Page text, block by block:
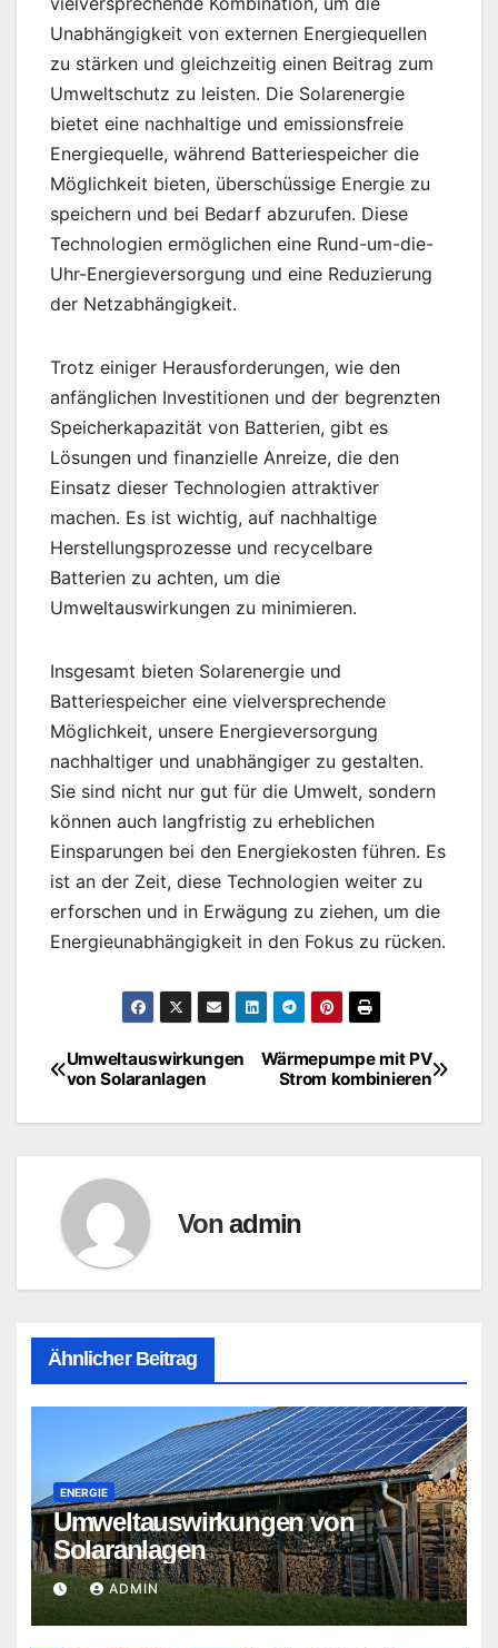
Unabhängigkeit von externen Energiequellen
zu stärken und gleichzeitig einen Beitrag zum
Umweltschutz zu leisten. Die Solarenergie
bietet eine nachhaltige und emissionsfreie
Energiequelle, während Batteriespeicher die
Möglichkeit bieten, überschüssige Energie zu
speichern und bei Bedarf abzurufen. Diese
Technologien ermöglichen eine Rund-um-die-
Uhr-Energieversorgung und eine Reduzierung
der Netzabhängigkeit.
Trotz einiger Herausforderungen, wie den
anfänglichen Investitionen und der begrenzten
Speicherkapazität von Batterien, gibt es
Lösungen und finanzielle Anreize, die den
Einsatz dieser Technologien attraktiver
machen. Es ist wichtig, auf nachhaltige
Herstellungsprozesse und recycelbare
Batterien zu achten, um die
Umweltauswirkungen zu minimieren.
Insgesamt bieten Solarenergie und
Batteriespeicher eine vielversprechende
Möglichkeit, unsere Energieversorgung
nachhaltiger und unabhängiger zu gestalten.
Sie sind nicht nur gut für die Umwelt, sondern
können auch langfristig zu erheblichen
Einsparungen bei den Energiekosten führen. Es
ist an der Zeit, diese Technologien weiter zu
erforschen und in Erwägung zu ziehen, um die
Energieunabhängigkeit in den Fokus zu rücken.
BeitragsnavigationWärmepumpe mit PV
Strom kombinieren
Umweltauswirkungen
von Solaranlagen
Vonadmin
Ähnlicher Beitrag
ENERGIE
Umweltauswirkungen von
Solaranlagen
ADMIN